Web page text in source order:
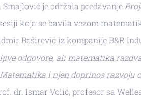
Smajlović je održala predavanje
koja se bavila vezom
Beširević iz kompanije B&R
odgovore, ali matematika
Matematika i njen doprinos razvoju
dr. Ismar Volić, profesor sa